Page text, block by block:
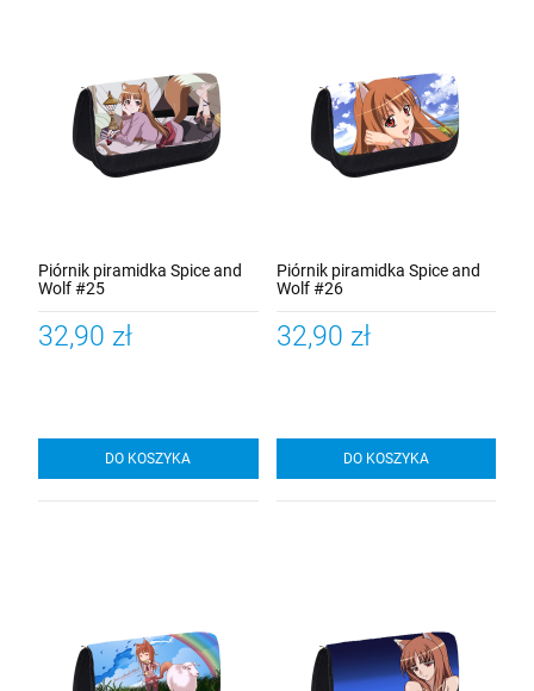
Piórnik piramidka Spice and
Wolf #25
32,90 zł
DO KOSZYKA
Piórnik piramidka Spice and
Wolf #26
32,90 zł
DO KOSZYKA